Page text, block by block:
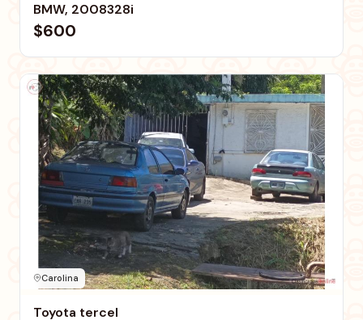
BMW, 2008328i
$600
Carolina
Toyota tercel